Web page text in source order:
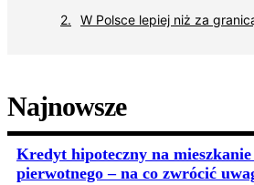
W Polsce lepiej niż za
Najnowsze
Kredyt hipoteczny na
pierwotnego – na co zwrócić